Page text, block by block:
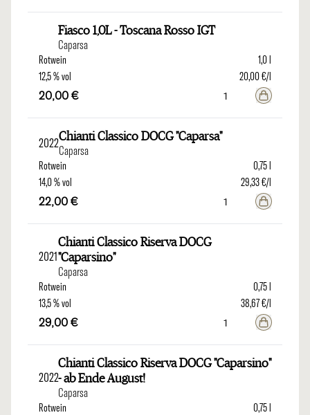
Fiasco 1,0L - Toscana Rosso IGT
Caparsa
Rotwein
1,0 l
12,5 % vol
20,00 €/l
20,00 €
2022Chianti Classico DOCG "Caparsa"
Caparsa
Rotwein
0,75 l
14,0 % vol
29,33 €/l
22,00 €
2021
Chianti Classico Riserva DOCG
"Caparsino"
Caparsa
Rotwein
0,75 l
13,5 % vol
38,67 €/l
29,00 €
2022
Chianti Classico Riserva DOCG "Caparsino"
- ab Ende August!
Caparsa
Rotwein
0,75 l